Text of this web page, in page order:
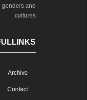
genders and
cultures.
Archive
Contact